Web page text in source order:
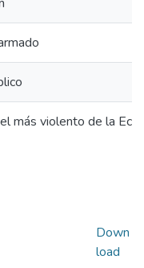
más violento de la
Down
load